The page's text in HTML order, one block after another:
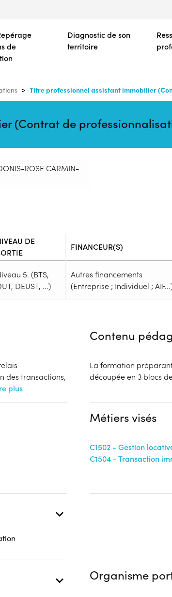
contenu
principal
de
Diagnostic de son
territoire
Titre professionnel assistant immobilier
(Contrat de
ROSE CARMIN-
DE
FINANCEUR(S)
5. (BTS,
DEUST, ...)
Autres financements
(Entreprise ; Individuel ;
Prérequis :
Être en possession
Public :
En recherche d'emploi,
- Contactez
Aucune information
des transactions,
plus
Contenu
La formation
découpée en 3
Métiers visés
C1502 - Gestion
C1504 - Transaction
Organisme